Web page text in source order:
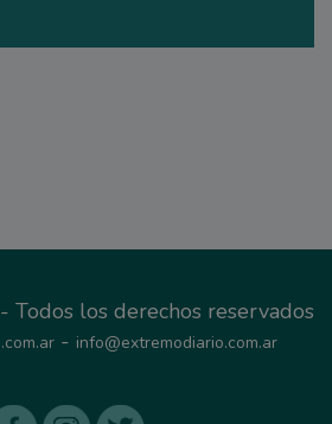
los derechos reservados
- info@extremodiario.com.ar